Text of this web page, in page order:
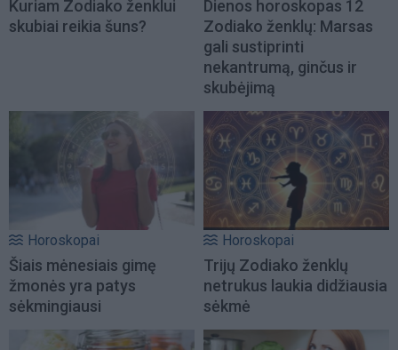
Kuriam Zodiako ženklui
skubiai reikia šuns?
Dienos horoskopas 12
Zodiako ženklų: Marsas
gali sustiprinti
nekantrumą, ginčus ir
skubėjimą
Horoskopai
Šiais mėnesiais gimę
žmonės yra patys
sėkmingiausi
Horoskopai
Trijų Zodiako ženklų
netrukus laukia didžiausia
sėkmė